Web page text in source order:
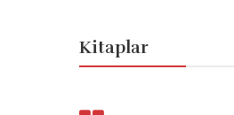
Kitaplar